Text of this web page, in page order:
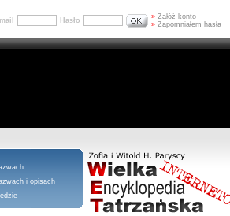
Hasło » Załóż konto
» Zapomniałem hasła
i opisach